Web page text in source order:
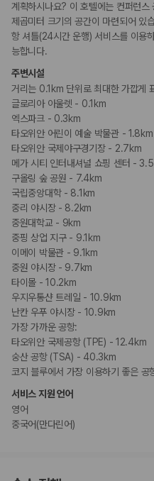
계획하시나요? 이 호텔에는 컨퍼런
제곱미터 크기의 공간이 마련되어 있
항 셔틀(24시간 운행) 서비스를 이용
능합니다.
주변시설
거리는 0.1km 단위로 최대한 가깝게
글로리아 아울렛 - 0.1km
엑스파크 - 0.3km
타오위안 어린이 예술 박물관 - 1.8km
타오위안 국제야구경기장 - 2.7km
메가 시티 인터내셔널 쇼핑 센터 -
구올링 숲 공원 - 7.4km
국립중앙대학 - 8.1km
중리 야시장 - 8.2km
중원대학교 - 9km
중핑 상업 지구 - 9.1km
이메이 박물관 - 9.1km
중원 야시장 - 9.7km
타이몰 - 10.2km
우지우통샨 트레일 - 10.9km
난칸 우푸 야시장 - 10.9km
가장 가까운 공항:
타오위안 국제공항 (TPE) - 12.4km
숭산 공항 (TSA) - 40.3km
코지 블루에서 가장 이용하기 좋은
서비스 지원 언어
영어
중국어(만다린어)